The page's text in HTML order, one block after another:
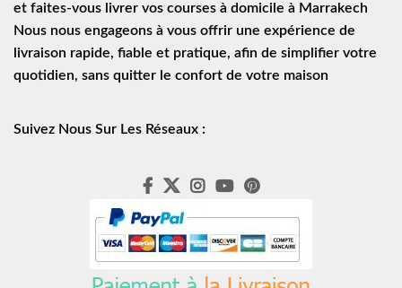
et faites-vous livrer vos courses à domicile à Marrakech
Nous nous engageons à vous offrir une expérience de
livraison rapide, fiable et pratique, afin de simplifier votre
quotidien, sans quitter le confort de votre maison
Suivez Nous Sur Les Réseaux :